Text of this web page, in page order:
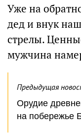
Уже на
дед и внук
стрелы.
мужчина
Предыдущая
Орудие
на побережье